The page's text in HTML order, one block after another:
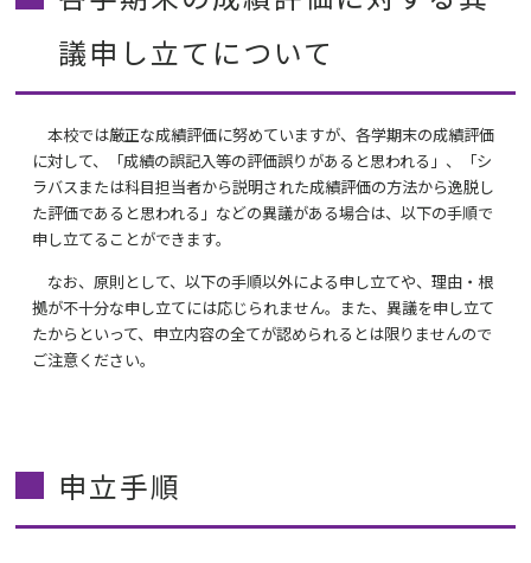
議申し立てについて
本校では厳正な成績評価に努めていますが、各学期末の成績評価
に対して、「成績の誤記入等の評価誤りがあると思われる」、「シ
ラバスまたは科目担当者から説明された成績評価の方法から逸脱し
た評価であると思われる」などの異議がある場合は、以下の手順で
申し立てることができます。
なお、原則として、以下の手順以外による申し立てや、理由・根
拠が不十分な申し立てには応じられません。また、異議を申し立て
たからといって、申立内容の全てが認められるとは限りませんので
ご注意ください。
申立手順